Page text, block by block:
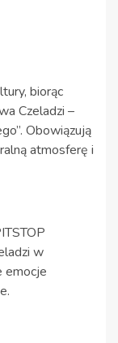
biorąc
Czeladzi –
Obowiązują
atmosferę i
w
emocje